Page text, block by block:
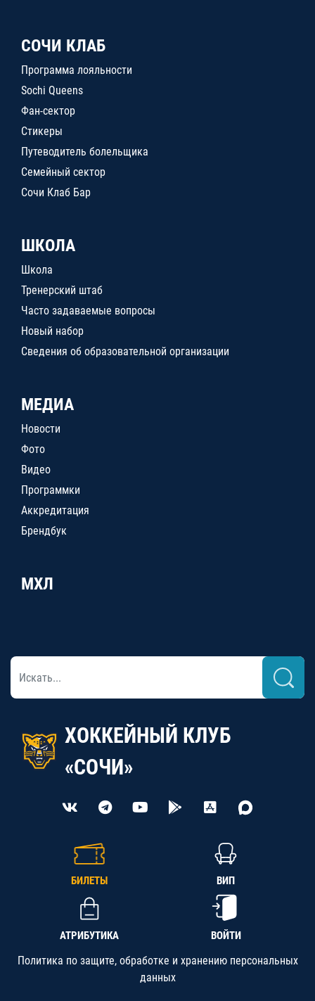
СОЧИ КЛАБ
Программа лояльности
Sochi Queens
Фан-сектор
Стикеры
Путеводитель болельщика
Семейный сектор
Сочи Клаб Бар
ШКОЛА
Школа
Тренерский штаб
Часто задаваемые вопросы
Новый набор
Сведения об образовательной организации
МЕДИА
Новости
Фото
Видео
Программки
Аккредитация
Брендбук
МХЛ
ХОККЕЙНЫЙ КЛУБ
«СОЧИ»
БИЛЕТЫ ВИП
АТРИБУТИКА ВОЙТИ
Политика по защите, обработке и хранению персональных
данных